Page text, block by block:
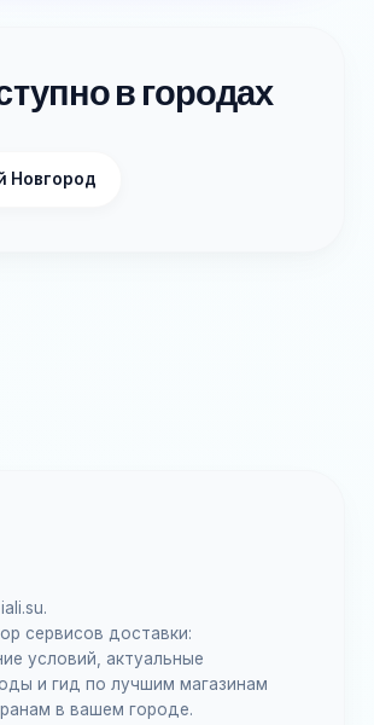
в городах
Новгород
сервисов доставки:
условий, актуальные
и гид по лучшим магазинам
в вашем городе.